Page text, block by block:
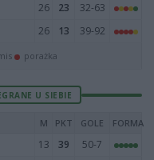
26 23
32-63
26 13 39-92
porażka
U SIEBIE
M PKT GOLE FORMA
13 39
50-7